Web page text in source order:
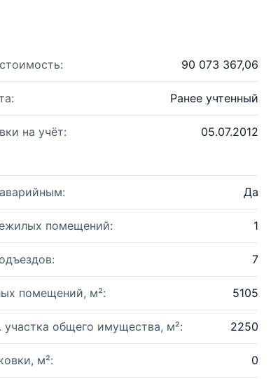
90 073 367,06
Ранее учтенный
на учёт: 05.07.2012
Да
помещений: 1
7
помещений, м²: 5105
общего имущества, м²: 2250
м²: 0